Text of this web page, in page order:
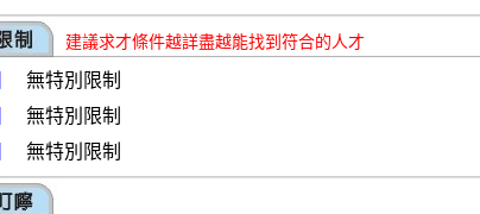
建議求才條件越詳盡越能找到符合的人才
無特別限制
無特別限制
無特別限制